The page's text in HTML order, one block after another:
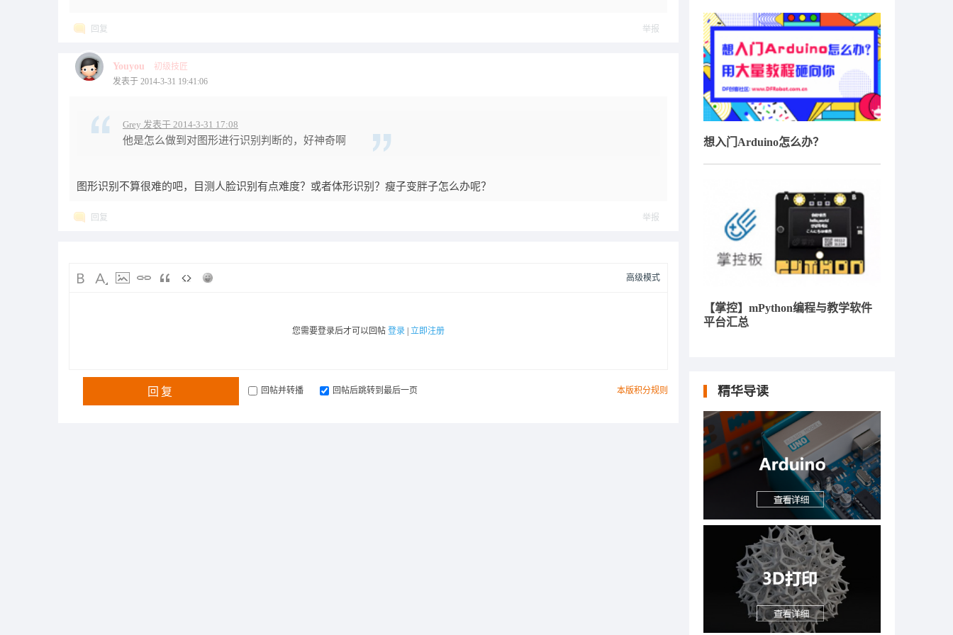
回复 举报
Youyou
初级技匠
发表于 2014-3-31 19:41:06
Grey 发表于 2014-3-31 17:08
他是怎么做到对图形进行识别判断的，好神奇啊
图形识别不算很难的吧，目测人脸识别有点难度？或者体形识别？瘦子变胖子怎么办呢？
回复 举报
高级模式
您需要登录后才可以回帖 登录 立即注册
本版积分规则
回复 回帖并转播 回帖后跳转到最后一页
想入门Arduino怎么办？
【掌控】mPython编程与教学软件
平台汇总
精华导读